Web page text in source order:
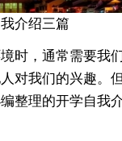
介绍三篇
时，通常需要我
对我们的兴趣。
整理的开学自我